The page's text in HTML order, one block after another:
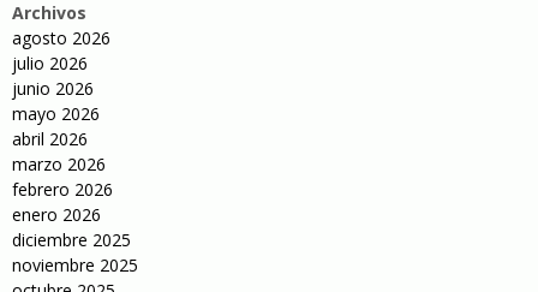
Archivos
agosto 2026
julio 2026
junio 2026
mayo 2026
abril 2026
marzo 2026
febrero 2026
enero 2026
diciembre 2025
noviembre 2025